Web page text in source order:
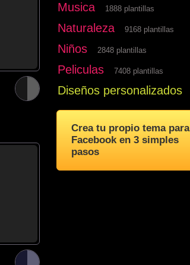
Musica 1888 plantillas
Naturaleza 9168 plantillas
Niños 2848 plantillas
Peliculas 7408 plantillas
Diseños personalizados
Crea tu propio tema para
Facebook en 3 simples
pasos